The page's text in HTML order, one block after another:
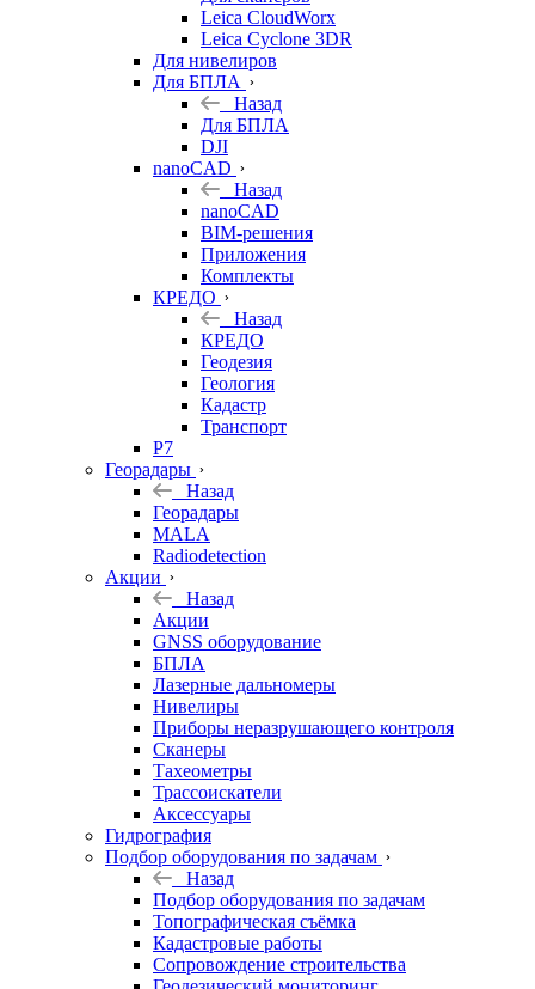
Leica CloudWorx
Leica Cyclone 3DR
Для нивелиров
Для БПЛА
Назад
Для БПЛА
DJI
nanoCAD
Назад
nanoCAD
BIM-решения
Приложения
Комплекты
КРЕДО
Назад
КРЕДО
Геодезия
Геология
Кадастр
Транспорт
Р7
Георадары
Назад
Георадары
MALA
Radiodetection
Акции
Назад
Акции
GNSS оборудование
БПЛА
Лазерные дальномеры
Нивелиры
Приборы неразрушающего контроля
Сканеры
Тахеометры
Трассоискатели
Аксессуары
Гидрография
Подбор оборудования по задачам
Назад
Подбор оборудования по задачам
Топографическая съёмка
Кадастровые работы
Сопровождение строительства